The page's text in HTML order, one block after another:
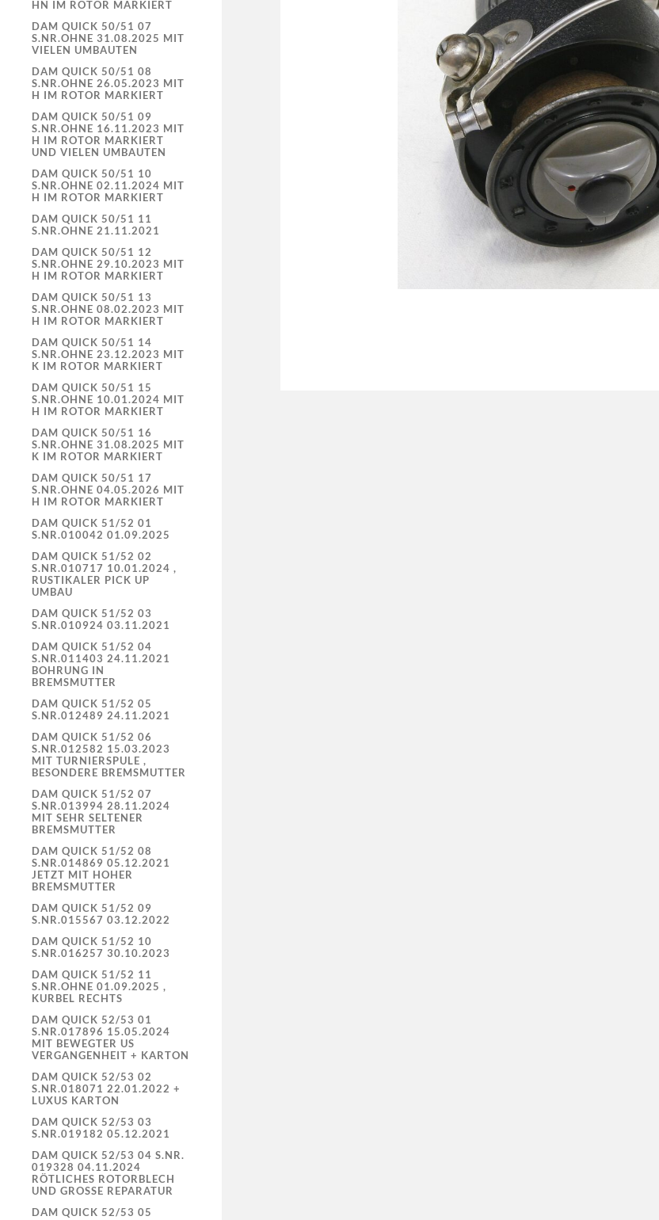
HN IM ROTOR MARKIERT
DAM QUICK 50/51 07
S.NR.OHNE 31.08.2025 MIT
VIELEN UMBAUTEN
DAM QUICK 50/51 08
S.NR.OHNE 26.05.2023 MIT
H IM ROTOR MARKIERT
DAM QUICK 50/51 09
S.NR.OHNE 16.11.2023 MIT
H IM ROTOR MARKIERT
UND VIELEN UMBAUTEN
DAM QUICK 50/51 10
S.NR.OHNE 02.11.2024 MIT
H IM ROTOR MARKIERT
DAM QUICK 50/51 11
S.NR.OHNE 21.11.2021
DAM QUICK 50/51 12
S.NR.OHNE 29.10.2023 MIT
H IM ROTOR MARKIERT
DAM QUICK 50/51 13
S.NR.OHNE 08.02.2023 MIT
H IM ROTOR MARKIERT
DAM QUICK 50/51 14
S.NR.OHNE 23.12.2023 MIT
K IM ROTOR MARKIERT
DAM QUICK 50/51 15
S.NR.OHNE 10.01.2024 MIT
H IM ROTOR MARKIERT
DAM QUICK 50/51 16
S.NR.OHNE 31.08.2025 MIT
K IM ROTOR MARKIERT
DAM QUICK 50/51 17
S.NR.OHNE 04.05.2026 MIT
H IM ROTOR MARKIERT
DAM QUICK 51/52 01
S.NR.010042 01.09.2025
DAM QUICK 51/52 02
S.NR.010717 10.01.2024 ,
RUSTIKALER PICK UP
UMBAU
DAM QUICK 51/52 03
S.NR.010924 03.11.2021
DAM QUICK 51/52 04
S.NR.011403 24.11.2021
BOHRUNG IN
BREMSMUTTER
DAM QUICK 51/52 05
S.NR.012489 24.11.2021
DAM QUICK 51/52 06
S.NR.012582 15.03.2023
MIT TURNIERSPULE ,
BESONDERE BREMSMUTTER
DAM QUICK 51/52 07
S.NR.013994 28.11.2024
MIT SEHR SELTENER
BREMSMUTTER
DAM QUICK 51/52 08
S.NR.014869 05.12.2021
JETZT MIT HOHER
BREMSMUTTER
DAM QUICK 51/52 09
S.NR.015567 03.12.2022
DAM QUICK 51/52 10
S.NR.016257 30.10.2023
DAM QUICK 51/52 11
S.NR.OHNE 01.09.2025 ,
KURBEL RECHTS
DAM QUICK 52/53 01
S.NR.017896 15.05.2024
MIT BEWEGTER US
VERGANGENHEIT + KARTON
DAM QUICK 52/53 02
S.NR.018071 22.01.2022 +
LUXUS KARTON
DAM QUICK 52/53 03
S.NR.019182 05.12.2021
DAM QUICK 52/53 04 S.NR.
019328 04.11.2024
RÖTLICHES ROTORBLECH
UND GROSSE REPARATUR
DAM QUICK 52/53 05